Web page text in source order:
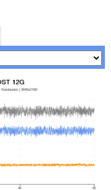
jinak, pak
(sampling) a za
4 takto
Zjednodušeně
představují
v časovém